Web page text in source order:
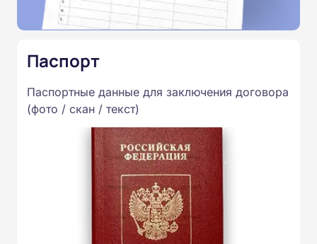
Паспорт
Паспортные данные для заключения договора
(фото / скан / текст)